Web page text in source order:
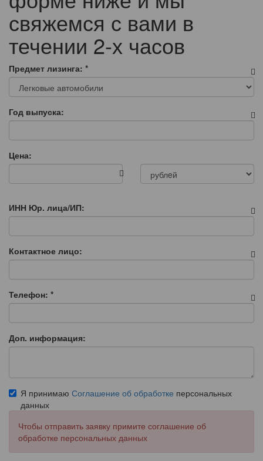
свяжемся с вами в
течении 2-х часов
Предмет лизинга: *
Год выпуска:
Цена:
ИНН Юр. лица/ИП:
Контактное лицо:
Телефон: *
Доп. информация:
Я принимаю Соглашение об обработке персональных
данных
Чтобы отправить заявку примите соглашение об
обработке персональных данных